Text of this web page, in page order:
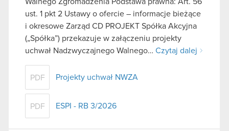
ust. 1 pkt 2 Ustawy o ofercie – informacje bieżące
i okresowe Zarząd CD PROJEKT Spółka Akcyjna
(„Spółka”) przekazuje w załączeniu projekty
uchwał Nadzwyczajnego Walnego… Czytaj dalej
PDF Projekty uchwał NWZA
PDF ESPI - RB 3/2026